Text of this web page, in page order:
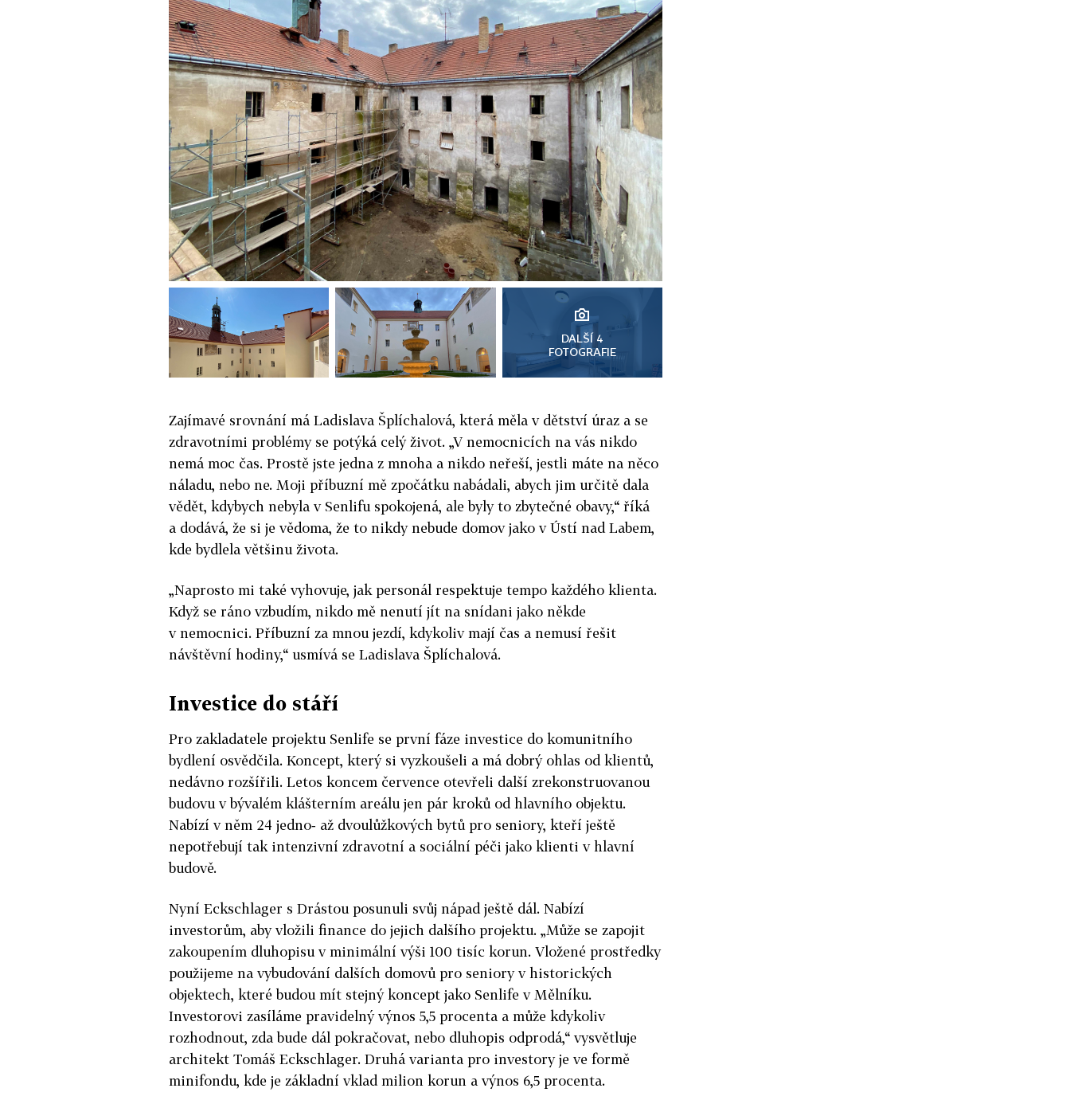
DALŠÍ 4
FOTOGRAFIE
Zajímavé srovnání má Ladislava Šplíchalová, která měla v dětství úraz a se
zdravotními problémy se potýká celý život. „V nemocnicích na vás nikdo
nemá moc čas. Prostě jste jedna z mnoha a nikdo neřeší, jestli máte na něco
náladu, nebo ne. Moji příbuzní mě zpočátku nabádali, abych jim určitě dala
vědět, kdybych nebyla v Senlifu spokojená, ale byly to zbytečné obavy,“ říká
a dodává, že si je vědoma, že to nikdy nebude domov jako v Ústí nad Labem,
kde bydlela většinu života.
„Naprosto mi také vyhovuje, jak personál respektuje tempo každého klienta.
Když se ráno vzbudím, nikdo mě nenutí jít na snídani jako někde
v nemocnici. Příbuzní za mnou jezdí, kdykoliv mají čas a nemusí řešit
návštěvní hodiny,“ usmívá se Ladislava Šplíchalová.
Investice do stáří
Pro zakladatele projektu Senlife se první fáze investice do komunitního
bydlení osvědčila. Koncept, který si vyzkoušeli a má dobrý ohlas od klientů,
nedávno rozšířili. Letos koncem července otevřeli další zrekonstruovanou
budovu v bývalém klášterním areálu jen pár kroků od hlavního objektu.
Nabízí v něm 24 jedno‑ až dvoulůžkových bytů pro seniory, kteří ještě
nepotřebují tak intenzivní zdravotní a sociální péči jako klienti v hlavní
budově.
Nyní Eckschlager s Drástou posunuli svůj nápad ještě dál. Nabízí
investorům, aby vložili finance do jejich dalšího projektu. „Může se zapojit
zakoupením dluhopisu v minimální výši 100 tisíc korun. Vložené prostředky
použijeme na vybudování dalších domovů pro seniory v historických
objektech, které budou mít stejný koncept jako Senlife v Mělníku.
Investorovi zasíláme pravidelný výnos 5,5 procenta a může kdykoliv
rozhodnout, zda bude dál pokračovat, nebo dluhopis odprodá,“ vysvětluje
architekt Tomáš Eckschlager. Druhá varianta pro investory je ve formě
minifondu, kde je základní vklad milion korun a výnos 6,5 procenta.